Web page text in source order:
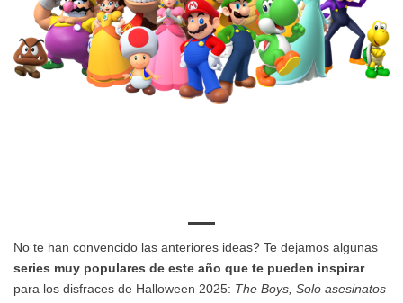
No te han convencido las anteriores ideas? Te dejamos algunas
series muy populares de este año que te pueden inspirar
para los disfraces de Halloween 2025: The Boys, Solo asesinatos